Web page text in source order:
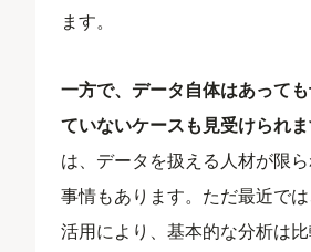
ます。
一方で、データ自体はあって
ていないケースも見受けられま
は、データを扱える人材が限
事情もあります。ただ最近で
活用により、基本的な分析は